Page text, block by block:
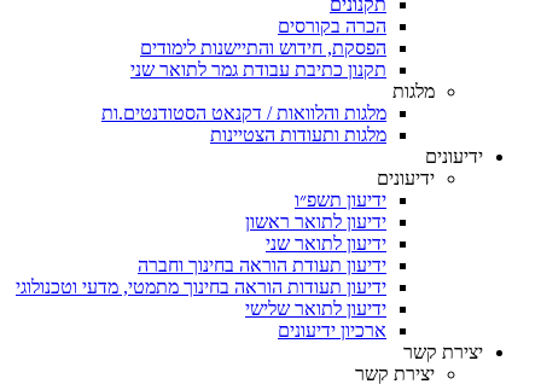
תקנונים
הכרה בקורסים
הפסקת, חידוש והתיישנות לימודים
תקנון כתיבת עבודת גמר לתואר שני
מלגות
מלגות והלוואות / דקנאט הסטודנטים.ות
מלגות ותעודות הצטיינות
ידיעונים
ידיעונים
ידיעון תשפ״ו
ידיעון לתואר ראשון
ידיעון לתואר שני
ידיעון תעודת הוראה בחינוך וחברה
ידיעון תעודות הוראה בחינוך מתמטי, מדעי וטכנולוגי
ידיעון לתואר שלישי
ארכיון ידיעונים
יצירת קשר
יצירת קשר